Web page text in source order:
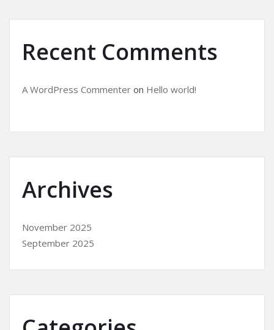
Recent Comments
A WordPress Commenter on Hello world!
Archives
November 2025
September 2025